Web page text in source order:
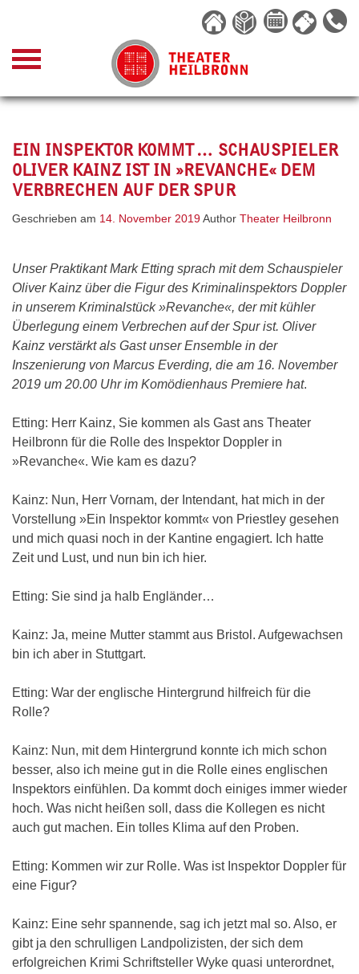
content
EIN INSPEKTOR KOMMT … SCHAUSPIELER
OLIVER KAINZ IST IN »REVANCHE« DEM
VERBRECHEN AUF DER SPUR
Geschrieben am 14. November 2019Author Theater Heilbronn
Unser Praktikant Mark Etting sprach mit dem Schauspieler
Oliver Kainz über die Figur des Kriminalinspektors Doppler
in unserem Kriminalstück »Revanche«, der mit kühler
Überlegung einem Verbrechen auf der Spur ist. Oliver
Kainz verstärkt als Gast unser Ensemble in der
Inszenierung von Marcus Everding, die am 16. November
2019 um 20.00 Uhr im Komödienhaus Premiere hat.
Etting: Herr Kainz, Sie kommen als Gast ans Theater
Heilbronn für die Rolle des Inspektor Doppler in
»Revanche«. Wie kam es dazu?
Kainz: Nun, Herr Vornam, der Intendant, hat mich in der
Vorstellung »Ein Inspektor kommt« von Priestley gesehen
und mich quasi noch in der Kantine engagiert. Ich hatte
Zeit und Lust, und nun bin ich hier.
Etting: Sie sind ja halb Engländer…
Kainz: Ja, meine Mutter stammt aus Bristol. Aufgewachsen
bin ich aber in Stuttgart.
Etting: War der englische Hintergrund hilfreich für die
Rolle?
Kainz: Nun, mit dem Hintergrund konnte ich mich schon
besser, also ich meine gut in die Rolle eines englischen
Inspektors einfühlen. Da kommt doch einiges immer wieder
hoch. Was nicht heißen soll, dass die Kollegen es nicht
auch gut machen. Ein tolles Klima auf den Proben.
Etting: Kommen wir zur Rolle. Was ist Inspektor Doppler für
eine Figur?
Kainz: Eine sehr spannende, sag ich jetzt mal so. Also, er
gibt ja den schrulligen Landpolizisten, der sich dem
erfolgreichen Krimi Schriftsteller Wyke quasi unterordnet,